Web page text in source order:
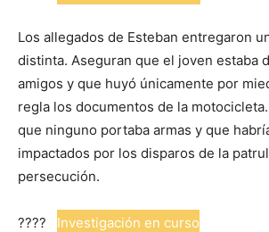
Los allegados de Esteban entregaron
distinta. Aseguran que el joven estaba
amigos y que huyó únicamente por
regla los documentos de la
que ninguno portaba armas y que
impactados por los disparos de la
persecución.
???? Investigación en curso